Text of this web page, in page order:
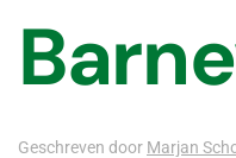
Geschreven door Marjan